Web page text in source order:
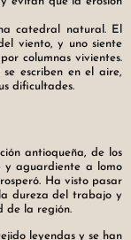
se
memoria
catedral natural. El
viento, y uno siente
columnas vivientes.
escriben en el aire,
dificultades.
antioqueña, de los
y aguardiente a lomo
Ha visto pasar
dureza del trabajo y
de la región.
leyendas y se han